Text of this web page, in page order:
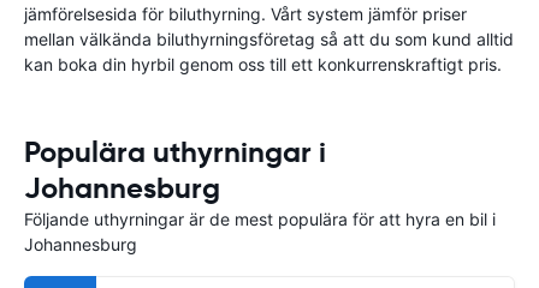
jämförelsesida för biluthyrning. Vårt system jämför priser
mellan välkända biluthyrningsföretag så att du som kund alltid
kan boka din hyrbil genom oss till ett konkurrenskraftigt pris.
Populära uthyrningar i
Johannesburg
Följande uthyrningar är de mest populära för att hyra en bil i
Johannesburg